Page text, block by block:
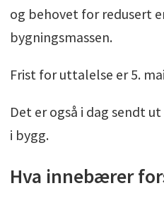
og behovet for redusert
bygningsmassen.
Frist for uttalelse er 5.
Det er også i dag sendt
i bygg.
Hva innebærer